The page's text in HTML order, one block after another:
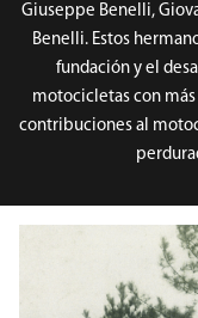
Giuseppe Benelli,
Benelli. Estos
fundación y el
motocicletas con
contribuciones al